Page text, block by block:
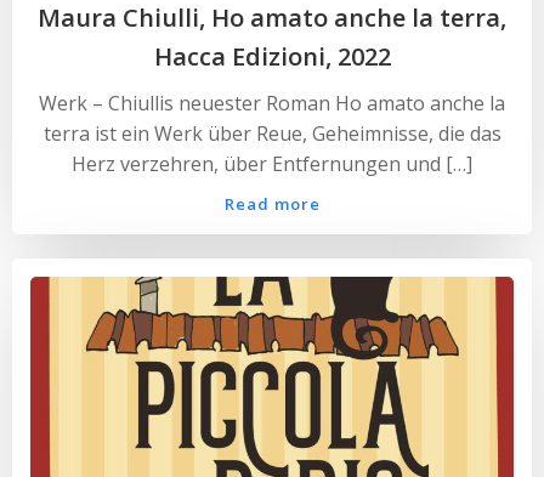
Maura Chiulli, Ho amato anche la terra,
Hacca Edizioni, 2022
Werk – Chiullis neuester Roman Ho amato anche la
terra ist ein Werk über Reue, Geheimnisse, die das
Herz verzehren, über Entfernungen und […]
Read more